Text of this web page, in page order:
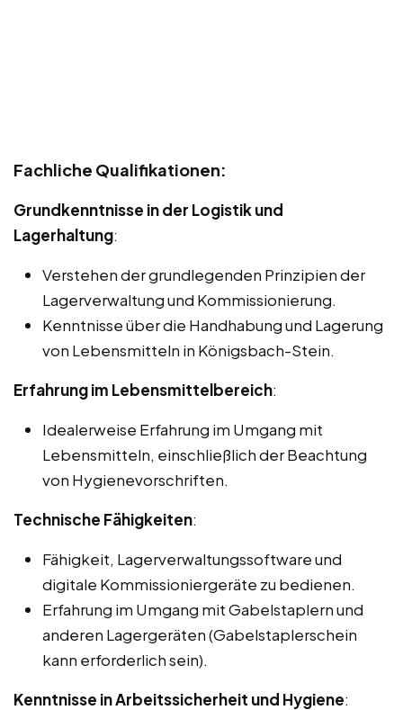
Fachliche Qualifikationen:
Grundkenntnisse in der Logistik und
Lagerhaltung:
Verstehen der grundlegenden Prinzipien der
Lagerverwaltung und Kommissionierung.
Kenntnisse über die Handhabung und Lagerung
von Lebensmitteln in Königsbach-Stein.
Erfahrung im Lebensmittelbereich:
Idealerweise Erfahrung im Umgang mit
Lebensmitteln, einschließlich der Beachtung
von Hygienevorschriften.
Technische Fähigkeiten:
Fähigkeit, Lagerverwaltungssoftware und
digitale Kommissioniergeräte zu bedienen.
Erfahrung im Umgang mit Gabelstaplern und
anderen Lagergeräten (Gabelstaplerschein
kann erforderlich sein).
Kenntnisse in Arbeitssicherheit und Hygiene: